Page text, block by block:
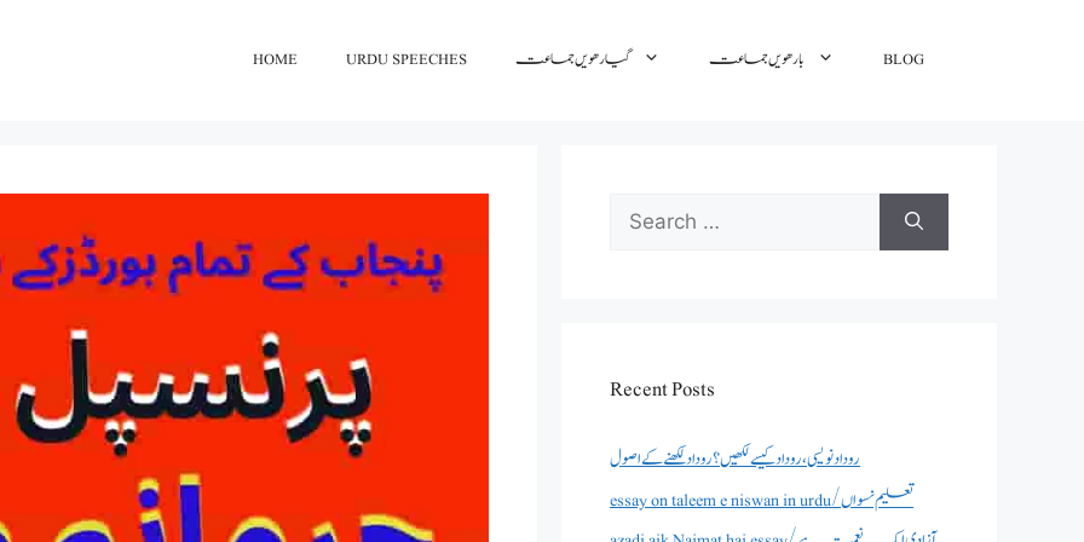
HOME URDU SPEECHES گیارھویں جماعت بارھویں جماعت BLOG
Search
for:
Recent Posts
روداد نویسی ،روداد کیسے لکھیں؟ روداد لکھنے کے اصول
essay on taleem e niswan in urdu/تعلیم نسواں